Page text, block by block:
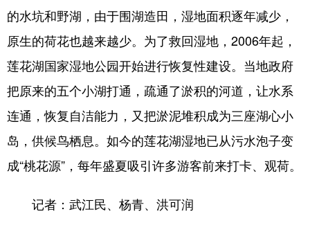
四川 贵州 云南 西藏
陕西 甘肃 青海 宁夏
新疆 内蒙古 黑龙江
多语种频道
English Español Français عربى
Русский язык 日本語
的水坑和野湖，由于围湖造田，湿地面积逐年减少，
原生的荷花也越来越少。为了救回湿地，2006年起，
莲花湖国家湿地公园开始进行恢复性建设。当地政府
把原来的五个小湖打通，疏通了淤积的河道，让水系
连通，恢复自洁能力，又把淤泥堆积成为三座湖心小
岛，供候鸟栖息。如今的莲花湖湿地已从污水泡子变
成“桃花源”，每年盛夏吸引许多游客前来打卡、观荷。
记者：武江民、杨青、洪可润